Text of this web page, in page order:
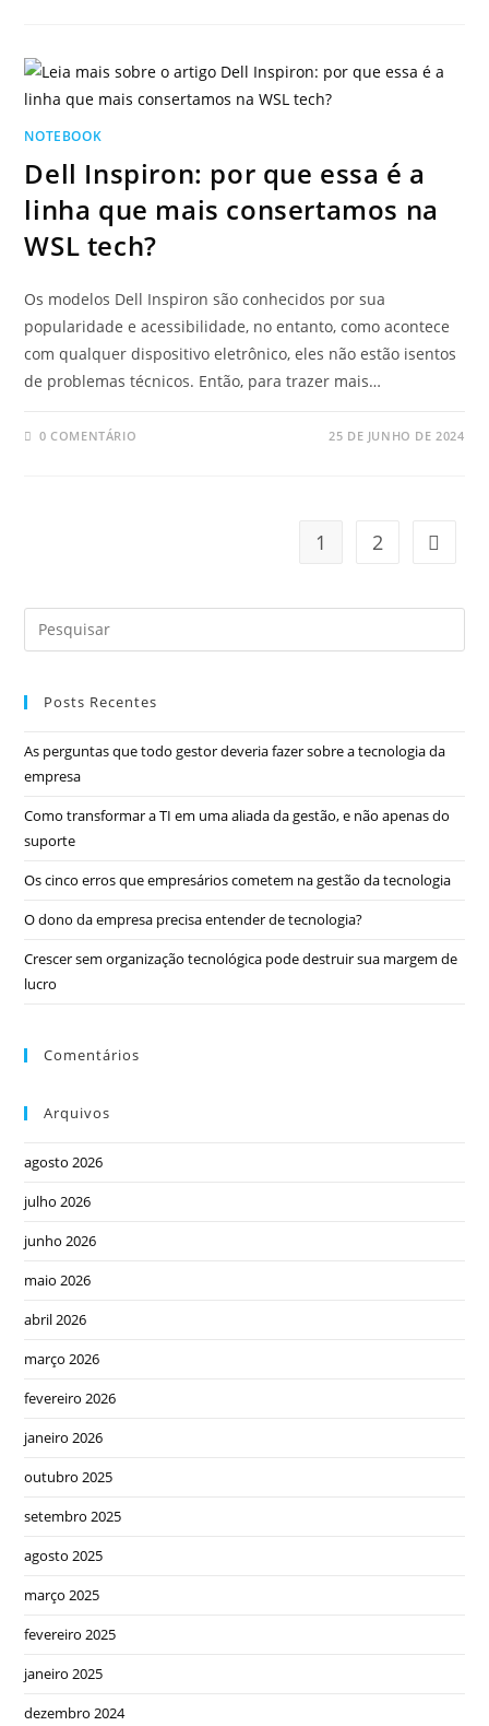
NOTEBOOK
Dell Inspiron: por que essa é a
linha que mais consertamos na
WSL tech?
Os modelos Dell Inspiron são conhecidos por sua
popularidade e acessibilidade, no entanto, como acontece
com qualquer dispositivo eletrônico, eles não estão isentos
de problemas técnicos. Então, para trazer mais…
0 COMENTÁRIO 25 DE JUNHO DE 2024
1 2
Posts Recentes
As perguntas que todo gestor deveria fazer sobre a tecnologia da
empresa
Como transformar a TI em uma aliada da gestão, e não apenas do
suporte
Os cinco erros que empresários cometem na gestão da tecnologia
O dono da empresa precisa entender de tecnologia?
Crescer sem organização tecnológica pode destruir sua margem de
lucro
Comentários
Arquivos
agosto 2026
julho 2026
junho 2026
maio 2026
abril 2026
março 2026
fevereiro 2026
janeiro 2026
outubro 2025
setembro 2025
agosto 2025
março 2025
fevereiro 2025
janeiro 2025
dezembro 2024